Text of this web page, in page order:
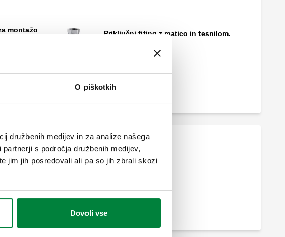
O piškotkih
družbenih medijev in za analize našega
s področja družbenih medijev,
jim jih posredovali ali pa so jih zbrali skozi
Dovoli vse
montažo
Priključni fiting z matico in tesnilom.